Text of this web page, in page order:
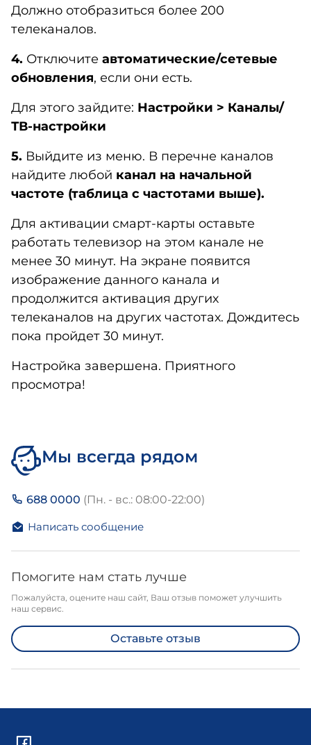
Должно отобразиться более 200
телеканалов.
4. Отключите автоматические/сетевые
обновления, если они есть.
Для этого зайдите: Настройки > Каналы/
ТВ-настройки
5. Выйдите из меню. В перечне каналов
найдите любой канал на начальной
частоте (таблица с частотами выше).
Для активации смарт-карты оставьте
работать телевизор на этом канале не
менее 30 минут. На экране появится
изображение данного канала и
продолжится активация других
телеканалов на других частотах. Дождитесь
пока пройдет 30 минут.
Настройка завершена. Приятного
просмотра!
Мы всегда рядом
688 0000 (Пн. - вс.: 08:00-22:00)
Написать сообщение
Помогите нам стать лучше
Пожалуйста, оцените наш сайт, Ваш отзыв поможет улучшить
наш сервис.
Оставьте отзыв